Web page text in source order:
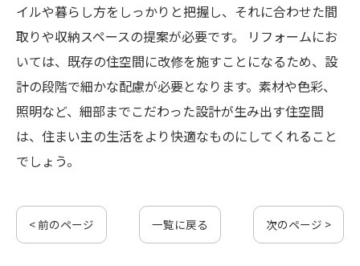
イルや暮らし方をしっかりと把握し、それに合わせた間
取りや収納スペースの提案が必要です。 リフォームにお
いては、既存の住空間に改修を施すことになるため、設
計の段階で細かな配慮が必要となります。素材や色彩、
照明など、細部までこだわった設計が生み出す住空間
は、住まい主の生活をより快適なものにしてくれること
でしょう。
< 前のページ 一覧に戻る 次のページ >